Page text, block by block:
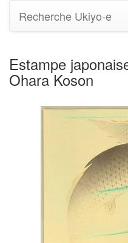
Recherche Ukiyo-e
Estampe
Ohara Koson